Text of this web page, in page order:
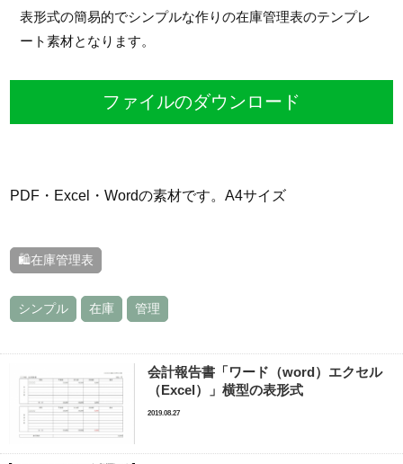
表形式の簡易的でシンプルな作りの在庫管理表のテンプレ
ート素材となります。
ファイルのダウンロード
PDF・Excel・Wordの素材です。A4サイズ
🛍在庫管理表
シンプル 在庫 管理
会計報告書「ワード（word）エクセル
（Excel）」横型の表形式
2019.08.27